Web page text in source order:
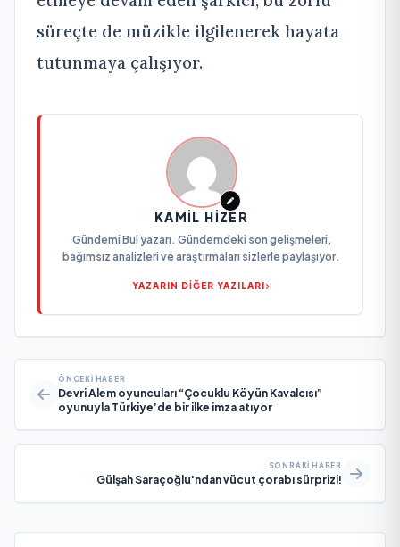
süreçte de müzikle ilgilenerek hayata
tutunmaya çalışıyor.
KAMIL HIZER
Gündemi Bul yazarı. Gündemdeki son gelişmeleri,
bağımsız analizleri ve araştırmaları sizlerle paylaşıyor.
YAZARIN DİĞER YAZILARI
ÖNCEKI HABER
Devri Alem oyuncuları “Çocuklu Köyün Kavalcısı”
oyunuyla Türkiye’de bir ilke imza atıyor
SONRAKI HABER
Gülşah Saraçoğlu'ndan vücut çorabı sürprizi!